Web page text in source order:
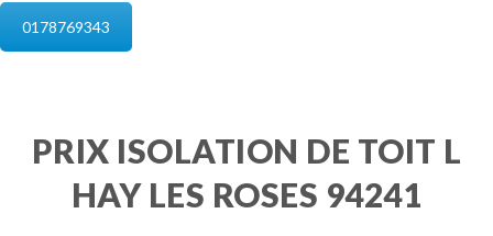
0178769343
PRIX ISOLATION DE TOIT L
HAY LES ROSES 94241